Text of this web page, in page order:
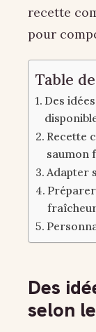
recette
pour
Table
Des
Recette
saumon
Adapter
Des
selon